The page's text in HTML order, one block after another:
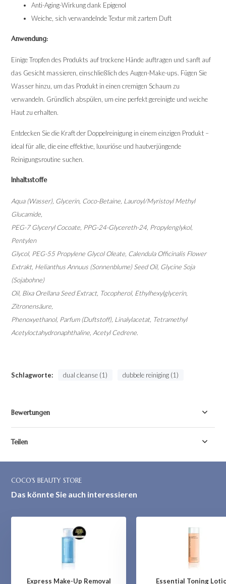
Anti-Aging-Wirkung dank Epigenol
Weiche, sich verwandelnde Textur mit zartem Duft
Anwendung:
Einige Tropfen des Produkts auf trockene Hände auftragen und sanft auf
das Gesicht massieren, einschließlich des Augen-Make-ups. Fügen Sie
Wasser hinzu, um das Produkt in einen cremigen Schaum zu
verwandeln. Gründlich abspülen, um eine perfekt gereinigte und weiche
Haut zu erhalten.
Entdecken Sie die Kraft der Doppelreinigung in einem einzigen Produkt –
ideal für alle, die eine effektive, luxuriöse und hautverjüngende
Reinigungsroutine suchen.
Inhaltsstoffe
Aqua (Wasser), Glycerin, Coco-Betaine, Lauroyl/Myristoyl Methyl
Glucamide,
PEG-7 Glyceryl Cocoate, PPG-24-Glycereth-24, Propylenglykol,
Pentylen
Glycol, PEG-55 Propylene Glycol Oleate, Calendula Officinalis Flower
Extrakt, Helianthus Annuus (Sonnenblume) Seed Oil, Glycine Soja
(Sojabohne)
Oil, Bixa Orellana Seed Extract, Tocopherol, Ethylhexylglycerin,
Zitronensäure,
Phenoxyethanol, Parfum (Duftstoff), Linalylacetat, Tetramethyl
Acetyloctahydronaphthaline, Acetyl Cedrene.
Schlagworte: dual cleanse (1) dubbele reiniging (1)
Bewertungen
Teilen
COCO'S BEAUTY STORE
Das könnte Sie auch interessieren
Express Make-Up Removal Essential Toning